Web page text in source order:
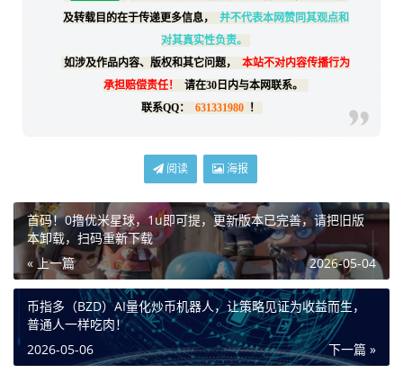
及转载目的在于传递更多信息，
并不代表本网赞同其观点和
对其真实性负责。
如涉及作品内容、版权和其它问题，
本站不对内容传播行为
承担赔偿责任！
请在30日内与本网联系。
联系QQ：
631331980 ！
阅读 海报
首码！0撸优米星球，1u即可提，更新版本已完善，请把旧版
本卸载，扫码重新下载
« 上一篇
2026-05-04
币指多（BZD）AI量化炒币机器人，让策略见证为收益而生，
普通人一样吃肉！
下一篇 »
2026-05-06